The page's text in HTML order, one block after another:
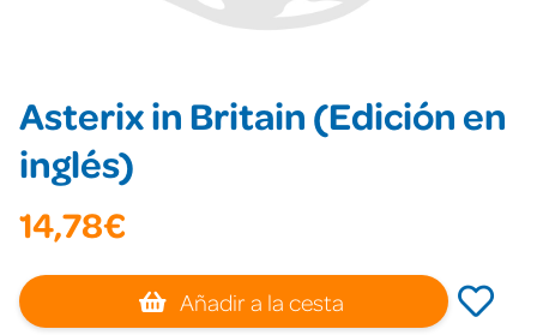
Asterix in Britain (Edición en
inglés)
14,78€
Añadir a la cesta